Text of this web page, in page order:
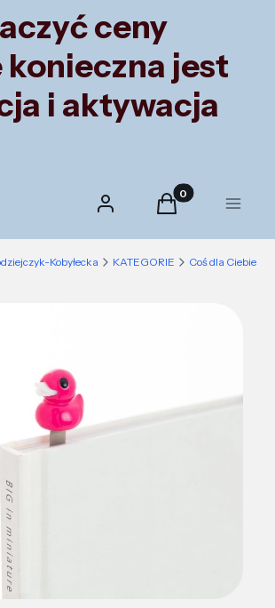
ceny
konieczna jest
i aktywacja
Zaloguj się Produkty w
Koszyk Menu
Kobyłecka KATEGORIE Coś dla Ciebie